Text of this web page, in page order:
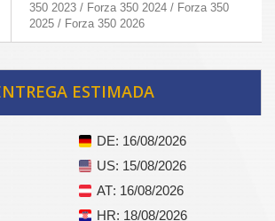
350 2023 / Forza 350 2024 / Forza 350
2025 / Forza 350 2026
ESTIMADA
DE: 16/08/2026
US: 15/08/2026
AT: 16/08/2026
HR: 18/08/2026